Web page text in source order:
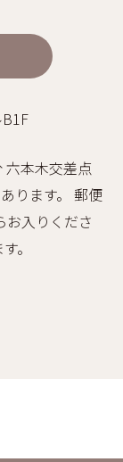
六本木交差点
ります。 郵便
お入りくださ
。